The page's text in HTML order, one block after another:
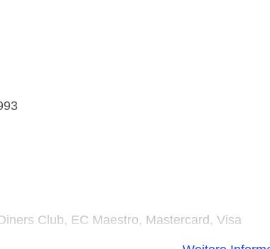
Club, EC Maestro, Mastercard, Visa